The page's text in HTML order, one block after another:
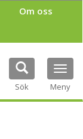
Om oss
Sök Meny